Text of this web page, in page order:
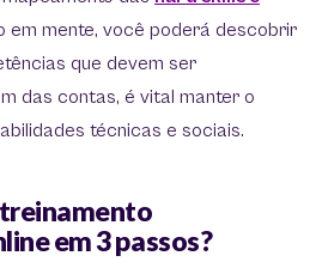
em mente, você poderá descobrir
que devem ser
das contas, é vital manter o
técnicas e sociais.
em 3 passos?